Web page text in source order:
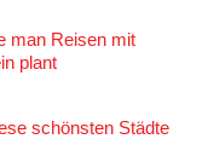
man Reisen mit
plant
schönsten Städte